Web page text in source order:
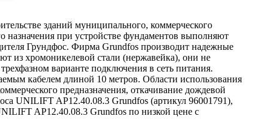
зданий муниципального, коммерческого
назначения при устройстве фундаментов выполняют
Грундфос. Фирма Grundfos производит надежные
из хромоникелевой стали (нержавейка), они не
варианте подключения в сеть питания.
кабелем длиной 10 метров. Области использования
предназначения, откачивание дождевой
UNILIFT AP12.40.08.3 Grundfos (артикул 96001791),
AP12.40.08.3 Grundfos по низкой цене с